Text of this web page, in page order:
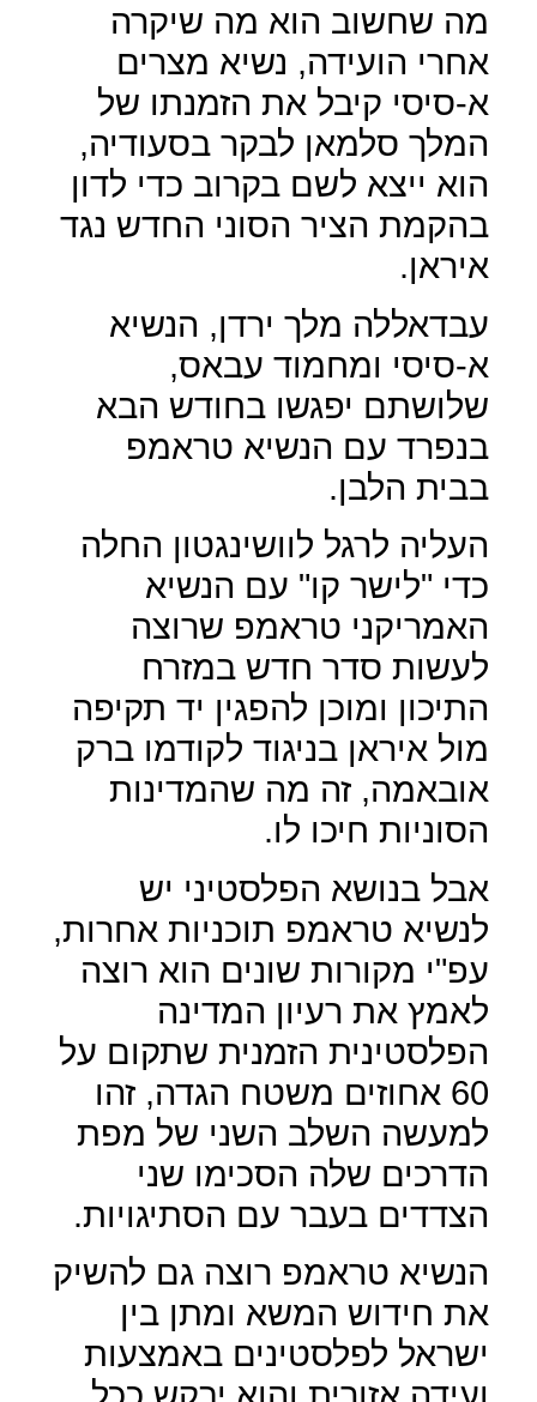
מה שחשוב הוא מה שיקרה
אחרי הועידה, נשיא מצרים
א-סיסי קיבל את הזמנתו של
המלך סלמאן לבקר בסעודיה,
הוא ייצא לשם בקרוב כדי לדון
בהקמת הציר הסוני החדש נגד
איראן.
עבדאללה מלך ירדן, הנשיא
א-סיסי ומחמוד עבאס,
שלושתם יפגשו בחודש הבא
בנפרד עם הנשיא טראמפ
בבית הלבן.
העליה לרגל לוושינגטון החלה
כדי "לישר קו" עם הנשיא
האמריקני טראמפ שרוצה
לעשות סדר חדש במזרח
התיכון ומוכן להפגין יד תקיפה
מול איראן בניגוד לקודמו ברק
אובאמה, זה מה שהמדינות
הסוניות חיכו לו.
אבל בנושא הפלסטיני יש
לנשיא טראמפ תוכניות אחרות,
עפ"י מקורות שונים הוא רוצה
לאמץ את רעיון המדינה
הפלסטינית הזמנית שתקום על
60 אחוזים משטח הגדה, זהו
למעשה השלב השני של מפת
הדרכים שלה הסכימו שני
הצדדים בעבר עם הסתיגויות.
הנשיא טראמפ רוצה גם להשיק
את חידוש המשא ומתן בין
ישראל לפלסטינים באמצעות